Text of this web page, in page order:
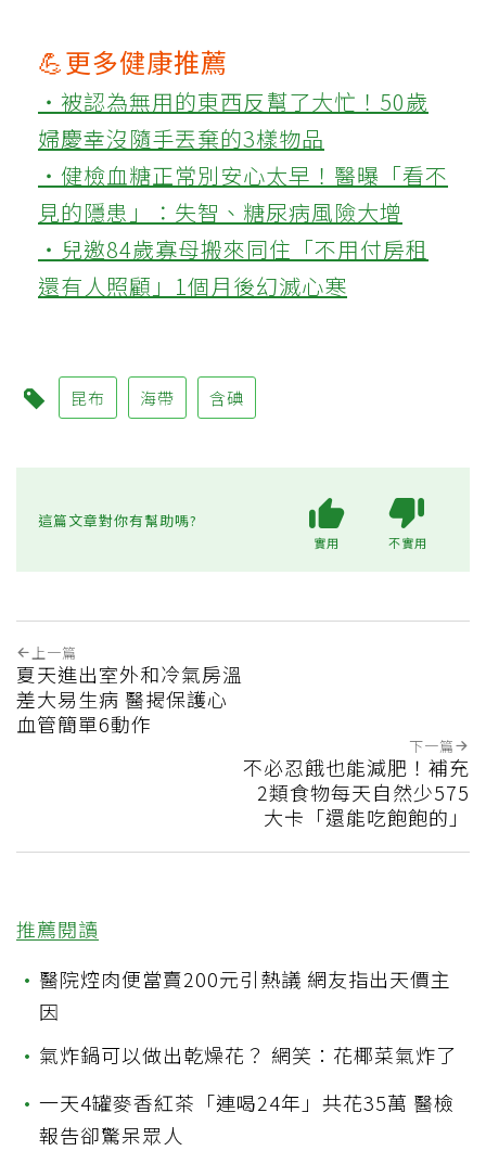
💪更多健康推薦
‧被認為無用的東西反幫了大忙！50歲
婦慶幸沒隨手丟棄的3樣物品
‧健檢血糖正常別安心太早！醫曝「看不
見的隱患」：失智、糖尿病風險大增
‧兒邀84歲寡母搬來同住「不用付房租
還有人照顧」1個月後幻滅心寒
昆布 海帶 含碘
這篇文章對你有幫助嗎?
實用 不實用
上一篇
夏天進出室外和冷氣房溫
差大易生病 醫揭保護心
血管簡單6動作
下一篇
不必忍餓也能減肥！補充
2類食物每天自然少575
大卡「還能吃飽飽的」
推薦閱讀
• 醫院焢肉便當賣200元引熱議 網友指出天價主
因
• 氣炸鍋可以做出乾燥花？ 網笑：花椰菜氣炸了
• 一天4罐麥香紅茶「連喝24年」共花35萬 醫檢
報告卻驚呆眾人